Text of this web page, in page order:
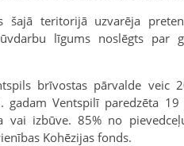
teritorijā uzvarēja
līgums noslēgts par
brīvostas pārvalde veic
Ventspilī paredzēta 19
vai izbūve. 85% no
Kohēzijas fonds.